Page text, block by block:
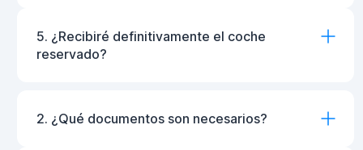
5. ¿Recibiré definitivamente el coche
reservado?
2. ¿Qué documentos son necesarios?